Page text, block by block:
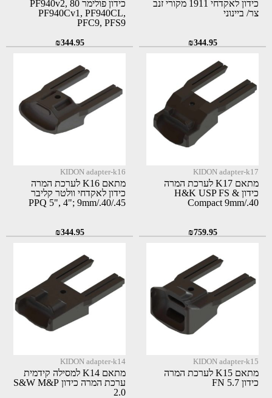
כידון לאקדחי 1911 מקורי זנב
צר/ ביינוני
₪344.95
כידון פולימר 80 PF940v2,
PF940Cv1, PF940CL,
PFC9, PFS9
₪344.95
KIDON adapter-k17
מתאם K17 לערכת המרה
כידון H&K USP FS &
Compact 9mm/.40
₪759.95
KIDON adapter-k16
מתאם K16 לערכת המרה
כידון לאקדחי וולטר קליבר
PPQ 5", 4"; 9mm/.40/.45
₪344.95
KIDON adapter-k15
מתאם K15 לערכת המרה
כידון FN 5.7
KIDON adapter-k14
מתאם K14 למסילה קידמית
ערכת המרה כידון S&W M&P
2.0